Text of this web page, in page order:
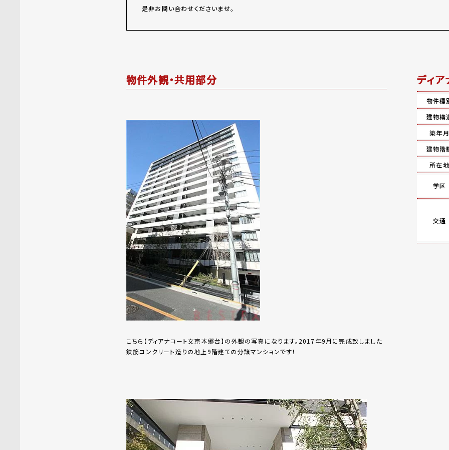
是非お問い合わせくださいませ。
物件外観・共用部分
こちら【ディアナコート文京本郷台】の外観の写真になります。2017年9月に完成致しました
鉄筋コンクリート造りの地上9階建ての分譲マンションです！
ディ
物件種
建物構
築年月
建物階
所在地
学区
交通